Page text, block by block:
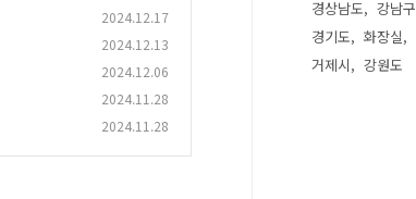
2024.12.17
2024.12.13
2024.12.06
2024.11.28
2024.11.28
경상남도
강남구
경기도
화장실
거제시
강원도